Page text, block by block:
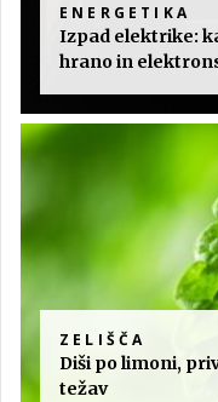
ENERGETIKA
Izpad elektrike:
hrano in
ZELIŠČA
Diši po limoni,
težav